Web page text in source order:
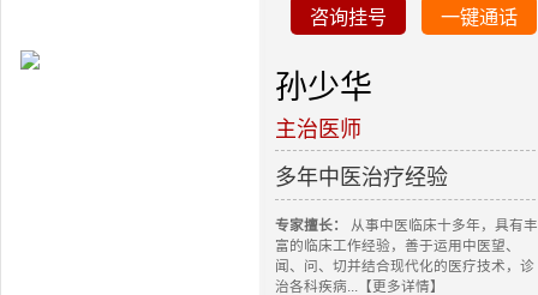
咨询挂号 一键通话
孙少华
主治医师
多年中医治疗经验
专家擅长：
从事中医临床十多年，具有丰
富的临床工作经验，善于运用中医望、
闻、问、切并结合现代化的医疗技术，诊
治各科疾病...【更多详情】